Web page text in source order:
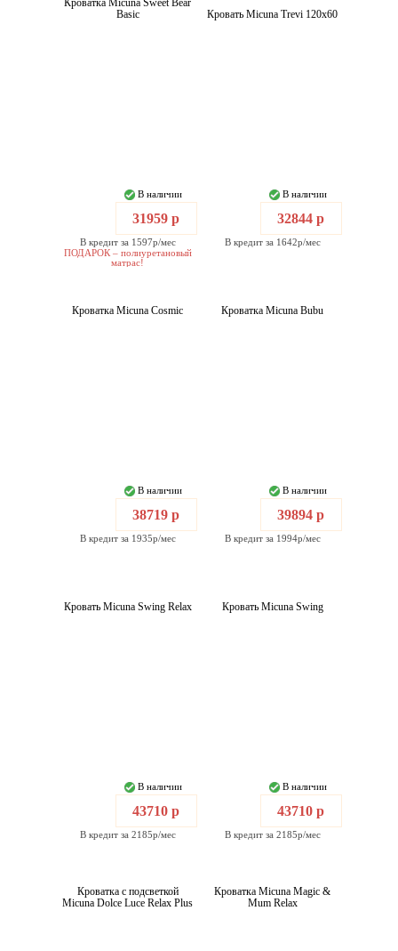
Кроватка Micuna Sweet Bear
Basic
В наличии
31959 р
В кредит за 1597р/мес
ПОДАРОК – полиуретановый
матрас!
Кровать Micuna Trevi 120x60
В наличии
32844 р
В кредит за 1642р/мес
Кроватка Micuna Cosmic
В наличии
38719 р
В кредит за 1935р/мес
Кроватка Micuna Bubu
В наличии
39894 р
В кредит за 1994р/мес
Кровать Micuna Swing Relax
В наличии
43710 р
В кредит за 2185р/мес
Кровать Micuna Swing
В наличии
43710 р
В кредит за 2185р/мес
Кроватка с подсветкой
Micuna Dolce Luce Relax Plus
Кроватка Micuna Magic &
Mum Relax